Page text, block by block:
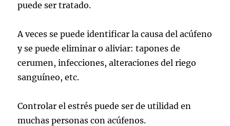
puede ser tratado.
A veces se puede identificar la causa del acúfeno
y se puede eliminar o aliviar: tapones de
cerumen, infecciones, alteraciones del riego
sanguíneo, etc.
Controlar el estrés puede ser de utilidad en
muchas personas con acúfenos.